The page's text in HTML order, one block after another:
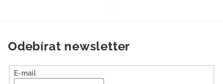
Odebírat newsletter
E-mail